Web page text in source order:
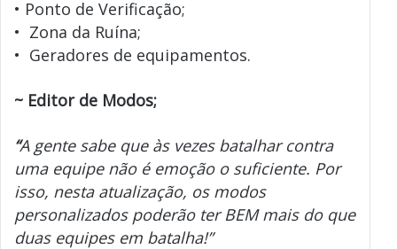
• Ponto de Verificação;
• Zona da Ruína;
• Geradores de equipamentos.
~ Editor de Modos;
“A gente sabe que às vezes batalhar contra
uma equipe não é emoção o suficiente. Por
isso, nesta atualização, os modos
personalizados poderão ter BEM mais do que
duas equipes em batalha!”